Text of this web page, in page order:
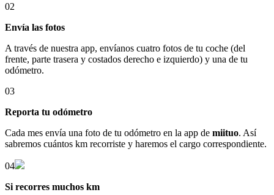
02
Envía las fotos
A través de nuestra app, envíanos cuatro fotos de tu coche (del
frente, parte trasera y costados derecho e izquierdo) y una de tu
odómetro.
03
Reporta tu odómetro
Cada mes envía una foto de tu odómetro en la app de miituo. Así
sabremos cuántos km recorriste y haremos el cargo correspondiente.
04
Si recorres muchos km